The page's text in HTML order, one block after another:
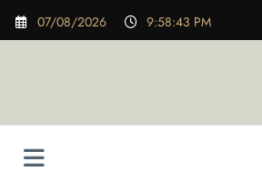
Saltar
07/08/2026 9:58:45 PM